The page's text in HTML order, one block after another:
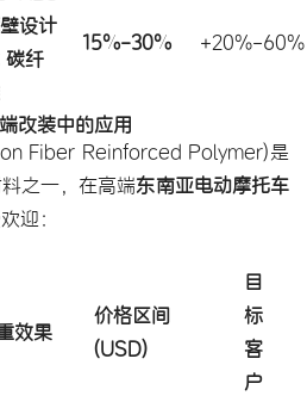
设计
碳纤
15%-30% +20%-60%
改装中的应用
Fiber Reinforced Polymer)是
之一，在高端东南亚电动摩托车
迎：
效果
价格区间
(USD)
目
标
客
户